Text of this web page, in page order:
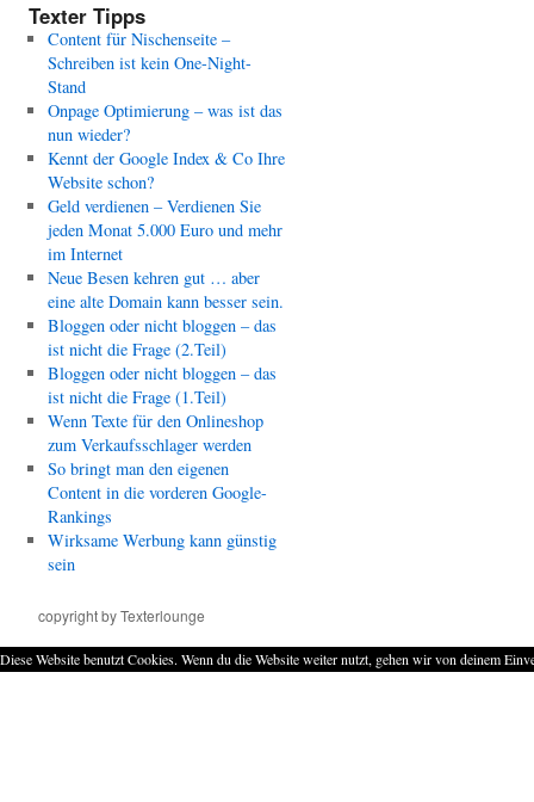
Texter Tipps
Content für Nischenseite –
Schreiben ist kein One-Night-
Stand
Onpage Optimierung – was ist das
nun wieder?
Kennt der Google Index & Co Ihre
Website schon?
Geld verdienen – Verdienen Sie
jeden Monat 5.000 Euro und mehr
im Internet
Neue Besen kehren gut … aber
eine alte Domain kann besser sein.
Bloggen oder nicht bloggen – das
ist nicht die Frage (2.Teil)
Bloggen oder nicht bloggen – das
ist nicht die Frage (1.Teil)
Wenn Texte für den Onlineshop
zum Verkaufsschlager werden
So bringt man den eigenen
Content in die vorderen Google-
Rankings
Wirksame Werbung kann günstig
sein
copyright by Texterlounge
Diese Website benutzt Cookies. Wenn du die Website weiter nutzt, gehen wir von deinem